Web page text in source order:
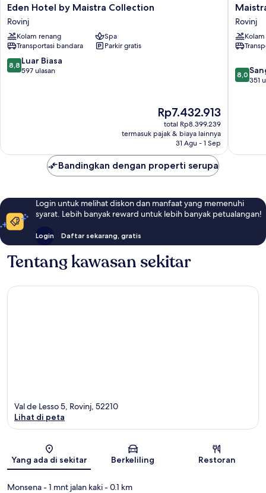
Eden
Hotel
by
Maistra
Collection
Rovinj
Eden Hotel by Maistra Collection
Rovinj
Kolam renang
Spa
Transportasi bandara
Parkir gratis
8.8
dari
8,8 Luar Biasa
597 ulasan
Harga
sekarang
Rp7.432.913
Rp7.432.913
total Rp8.399.239
termasuk pajak & biaya lainnya
31 Agu - 1 Sep
Maistra
Select
Amarin
Resort
Rovinj
Rovinj
8.0
dari
8,0
351
Bandingkan dengan properti serupa
Login untuk melihat diskon dan manfaat yang memenuhi
syarat. Lebih banyak reward untuk lebih banyak petualangan!
Login Daftar sekarang, gratis
Tentang kawasan sekitar
Peta
Val de Lesso 5, Rovinj, 52210
Lihat di peta
Yang ada di sekitar Berkeliling Restoran
Monsena- 1 mnt jalan kaki- 0.1 km